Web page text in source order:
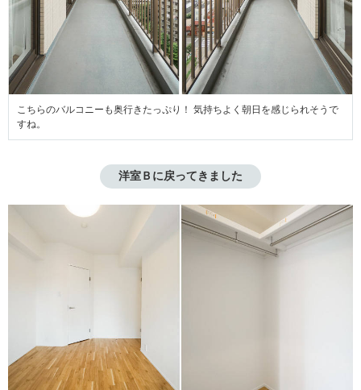
こちらのバルコニーも奥行きたっぷり！ 気持ちよく朝日を感じられそうで
すね。
洋室Ｂに戻ってきました